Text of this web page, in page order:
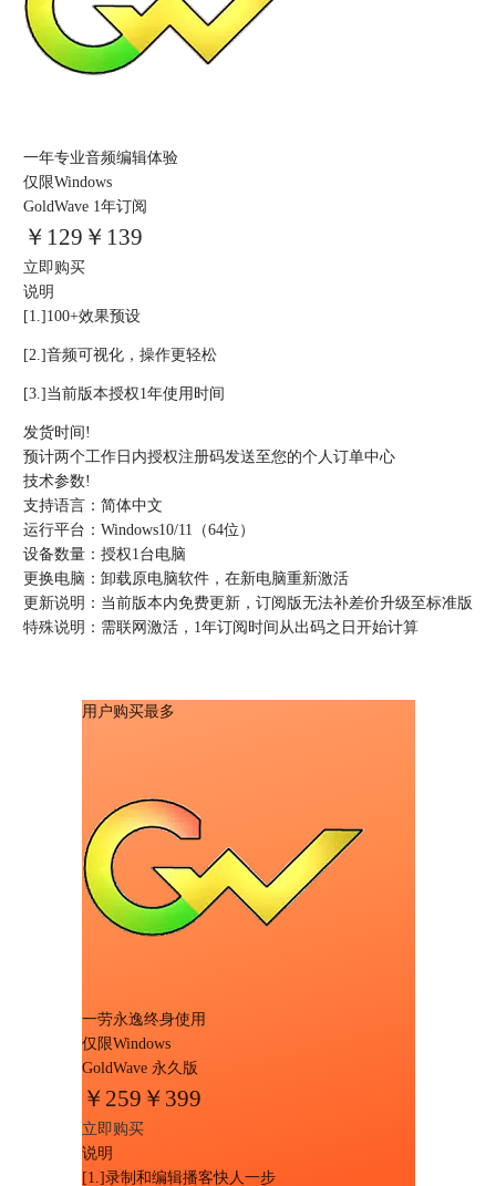
一年专业音频编辑体验
仅限Windows
GoldWave 1年订阅
￥ 129 ￥139
立即购买
说明
[1.]100+效果预设
[2.]音频可视化，操作更轻松
[3.]当前版本授权1年使用时间
发货时间 !
预计两个工作日内授权注册码发送至您的个人订单中心
技术参数!
支持语言： 简体中文
运行平台： Windows10/11（64位）
设备数量： 授权1台电脑
更换电脑： 卸载原电脑软件，在新电脑重新激活
更新说明： 当前版本内免费更新，订阅版无法补差价升级至标准版
特殊说明： 需联网激活，1年订阅时间从出码之日开始计算
用户购买最多
一劳永逸终身使用
仅限Windows
GoldWave 永久版
￥ 259 ￥399
立即购买
说明
[1.]录制和编辑播客快人一步